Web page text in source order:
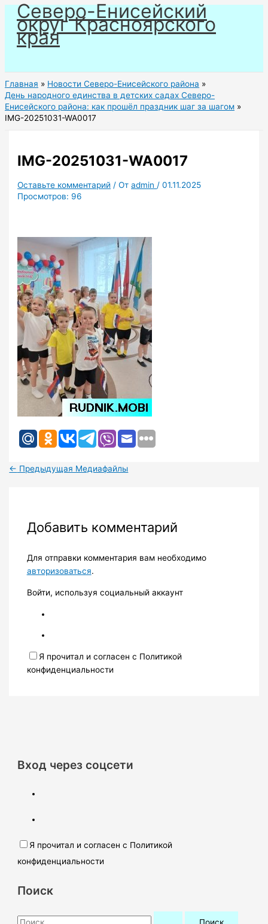
Перейти
содержимому
Северо-Енисейский
округ Красноярского
края
Главная
Новости Северо-Енисейского района
День народного единства в детских садах Северо-
Енисейского района: как прошёл праздник шаг за шагом
IMG-20251031-WA0017
IMG-20251031-WA0017
Оставьте комментарий / Отadmin /01.11.2025
Просмотров: 96
← Предыдущая Медиафайлы
Добавить комментарий
Для отправки комментария вам необходимо
авторизоваться.
Войти, используя социальный аккаунт
Я прочитал и согласен с Политикой
конфиденциальности
Вход через соцсети
Я прочитал и согласен с Политикой
конфиденциальности
Поиск
П